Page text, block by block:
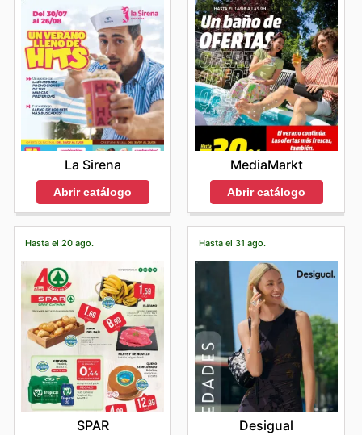
La Sirena
Abrir catálogo
MediaMarkt
Abrir catálogo
Hasta el 20 ago.
SPAR
Hasta el 31 ago.
Desigual